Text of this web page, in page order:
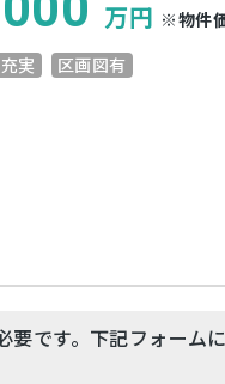
万円 ※物件
実
区画図有
です。下記フォーム